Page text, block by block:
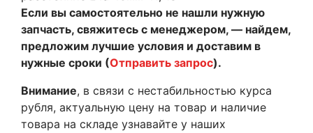
Если вы самостоятельно не нашли нужную
запчасть, свяжитесь с менеджером, — найдем,
предложим лучшие условия и доставим в
нужные сроки (Отправить запрос).
Внимание, в связи с нестабильностью курса
рубля, актуальную цену на товар и наличие
товара на складе узнавайте у наших